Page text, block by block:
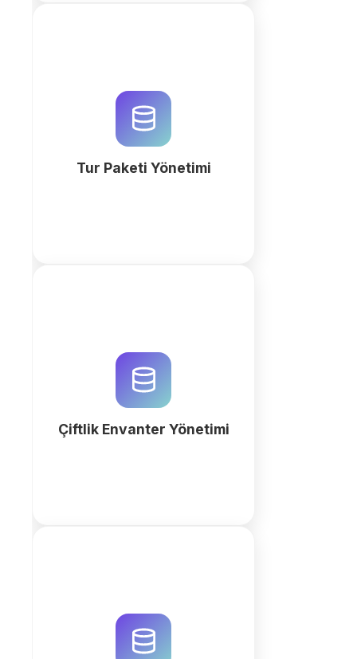
Tur Paketi Yönetimi
yönetin. AI destekli iş alanı
oluşturucu ile operasyonel
süreçlerinizi hemen
Çiftlik Envanter Yönetimi
yönetimi ile çiftliğinizi
dijitalleştirin. Hayvan, yem,
ekipman ve hasat takibini tek bir
merkezi sistemde birleştirin.
merkezileştirin. AI destekli iş alanı
oluşturucu ile tarla kayıtları, ürün
takibi ve hasat verim analizlerini